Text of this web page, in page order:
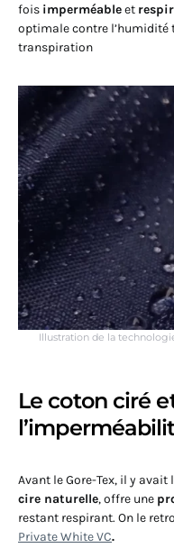
fois imperméableet
optimale contre l’humidité
transpiration
Illustration de la
Le coton ciré
Avant le Gore-Tex, il y avait
cire naturelle, offre une
restant respirant. On le
Private White VC.